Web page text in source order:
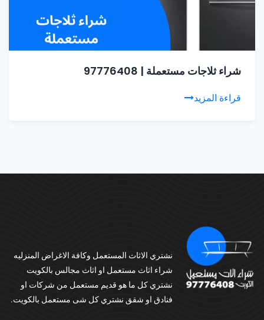
شراء ثلاجات مستعملة | 97776408
قراءة المزيد
نشتري الاثاث المستعمل وكافة الاغراض المنزليه
شراء اثاث مستعمل او اثاث مجالس بالكويت
نشتري كل ما هو قديم مستعمل من شركات او
فنادق او شقق نشتري كل شى مستعمل بالكويت.